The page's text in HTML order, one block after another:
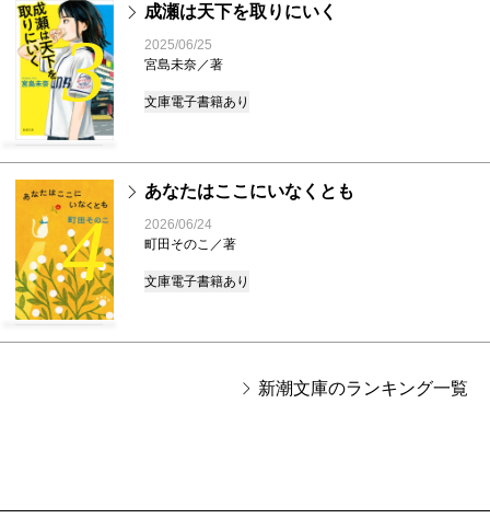
3
成瀬は天下を取りにいく
2025/06/25
宮島未奈／著
文庫電子書籍あり
4
あなたはここにいなくとも
2026/06/24
町田そのこ／著
文庫電子書籍あり
新潮文庫のランキング一覧